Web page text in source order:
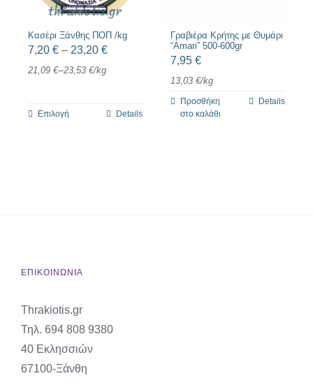
μπορούν
να
σελίδα
Κασέρι Ξάνθης ΠΟΠ /kg
7,20 € – 23,20 €Price
through
21,09 €–23,53 €/kg
Επιλογή
μπορούν
επιλεγούν
στη
σελίδα
του
Details
Γραβιέρα Κρήτης με Θυμάρι
“Amari” 500-600gr
7,95 €
13,03 €/kg
Προσθήκη
στο καλάθι
Details
ΕΠΙΚΟΙΝΩΝΙΑ
Thrakiotis.gr
Τηλ. 694 808 9380
40 Εκλησσιών
67100-Ξάνθη